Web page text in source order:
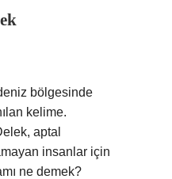
bölgesinde
kelime.
aptal
insanlar için
ne demek?